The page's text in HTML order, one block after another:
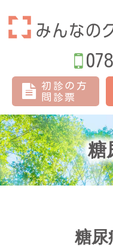
初診の方
問診票
糖
糖尿